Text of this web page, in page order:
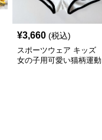
¥3,660 (税込)
スポーツウェア キッズ
女の子用可愛い猫柄運動